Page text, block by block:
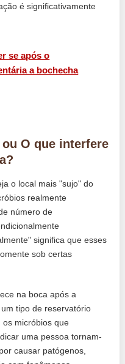
é significativamente
se após o
a bochecha
O que interfere
o local mais "sujo" do
realmente
número de
significa que esses
sob certas
na boca após a
tipo de reservatório
os micróbios que
uma pessoa tornam-
causar patógenos,